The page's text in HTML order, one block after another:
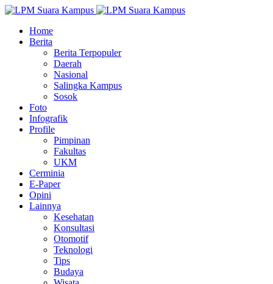
Home
Berita
Berita Terpopuler
Daerah
Nasional
Salingka Kampus
Sosok
Foto
Infografik
Profile
Pimpinan
Fakultas
UKM
Cerminia
E-Paper
Opini
Lainnya
Kesehatan
Konsultasi
Otomotif
Teknologi
Tips
Budaya